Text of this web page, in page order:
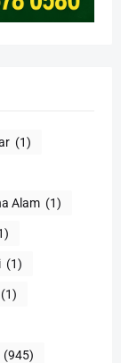
(1)
Alam (1)
(1)
(1)
(945)